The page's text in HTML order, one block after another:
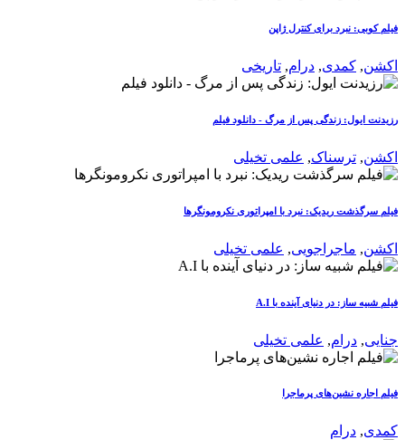
فیلم کوبی: نبرد برای کنترل ژاپن
اکشن, کمدی, درام, تاریخی
رزیدنت ایول: زندگی پس از مرگ - دانلود فیلم
اکشن, ترسناک, علمی تخیلی
فیلم سرگذشت ریدیک: نبرد با امپراتوری نکرومونگرها
اکشن, ماجراجویی, علمی تخیلی
فیلم شبیه ساز: در دنیای آینده با A.I
جنایی, درام, علمی تخیلی
فیلم اجاره نشین‌های پرماجرا
کمدی, درام